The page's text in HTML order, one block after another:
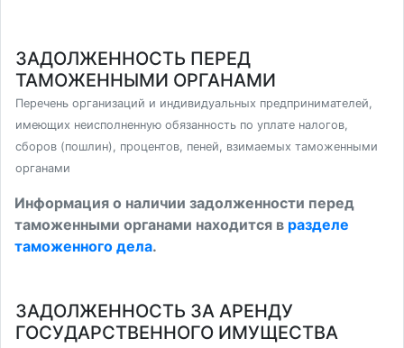
ЗАДОЛЖЕННОСТЬ ПЕРЕД
ТАМОЖЕННЫМИ ОРГАНАМИ
Перечень организаций и индивидуальных предпринимателей,
имеющих неисполненную обязанность по уплате налогов,
сборов (пошлин), процентов, пеней, взимаемых таможенными
органами
Информация о наличии задолженности перед
таможенными органами находится в разделе
таможенного дела.
ЗАДОЛЖЕННОСТЬ ЗА АРЕНДУ
ГОСУДАРСТВЕННОГО ИМУЩЕСТВА